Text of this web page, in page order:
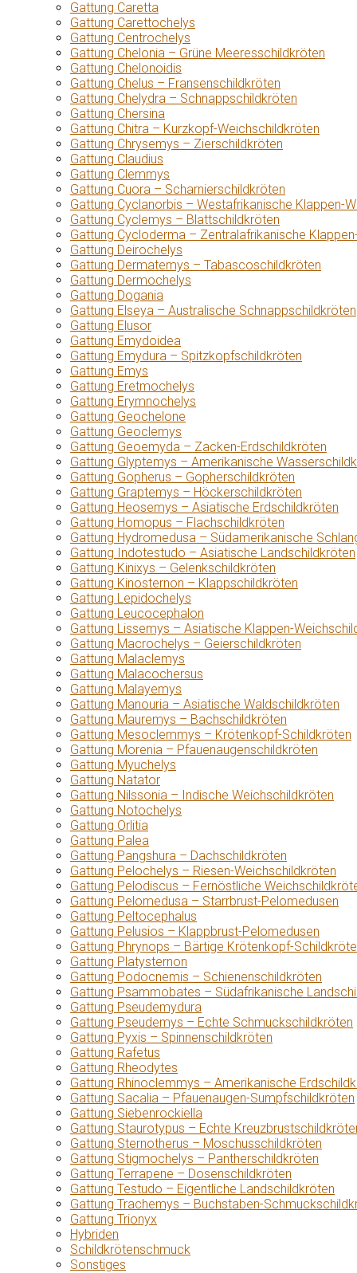
Gattung Caretta
Gattung Carettochelys
Gattung Centrochelys
Gattung Chelonia – Grüne Meeresschildkröten
Gattung Chelonoidis
Gattung Chelus – Fransenschildkröten
Gattung Chelydra – Schnappschildkröten
Gattung Chersina
Gattung Chitra – Kurzkopf-Weichschildkröten
Gattung Chrysemys – Zierschildkröten
Gattung Claudius
Gattung Clemmys
Gattung Cuora – Scharnierschildkröten
Gattung Cyclanorbis – Westafrikanische Klappen-
Gattung Cyclemys – Blattschildkröten
Gattung Cycloderma – Zentralafrikanische
Gattung Deirochelys
Gattung Dermatemys – Tabascoschildkröten
Gattung Dermochelys
Gattung Dogania
Gattung Elseya – Australische Schnappschildkröten
Gattung Elusor
Gattung Emydoidea
Gattung Emydura – Spitzkopfschildkröten
Gattung Emys
Gattung Eretmochelys
Gattung Erymnochelys
Gattung Geochelone
Gattung Geoclemys
Gattung Geoemyda – Zacken-Erdschildkröten
Gattung Glyptemys – Amerikanische
Gattung Gopherus – Gopherschildkröten
Gattung Graptemys – Höckerschildkröten
Gattung Heosemys – Asiatische Erdschildkröten
Gattung Homopus – Flachschildkröten
Gattung Hydromedusa – Südamerikanische
Gattung Indotestudo – Asiatische Landschildkröten
Gattung Kinixys – Gelenkschildkröten
Gattung Kinosternon – Klappschildkröten
Gattung Lepidochelys
Gattung Leucocephalon
Gattung Lissemys – Asiatische Klappen-
Gattung Macrochelys – Geierschildkröten
Gattung Malaclemys
Gattung Malacochersus
Gattung Malayemys
Gattung Manouria – Asiatische Waldschildkröten
Gattung Mauremys – Bachschildkröten
Gattung Mesoclemmys – Krötenkopf-Schildkröten
Gattung Morenia – Pfauenaugenschildkröten
Gattung Myuchelys
Gattung Natator
Gattung Nilssonia – Indische Weichschildkröten
Gattung Notochelys
Gattung Orlitia
Gattung Palea
Gattung Pangshura – Dachschildkröten
Gattung Pelochelys – Riesen-Weichschildkröten
Gattung Pelodiscus – Fernöstliche
Gattung Pelomedusa – Starrbrust-Pelomedusen
Gattung Peltocephalus
Gattung Pelusios – Klappbrust-Pelomedusen
Gattung Phrynops – Bärtige Krötenkopf-
Gattung Platysternon
Gattung Podocnemis – Schienenschildkröten
Gattung Psammobates – Südafrikanische
Gattung Pseudemydura
Gattung Pseudemys – Echte Schmuckschildkröten
Gattung Pyxis – Spinnenschildkröten
Gattung Rafetus
Gattung Rheodytes
Gattung Rhinoclemmys – Amerikanische
Gattung Sacalia – Pfauenaugen-Sumpfschildkröten
Gattung Siebenrockiella
Gattung Staurotypus – Echte
Gattung Sternotherus – Moschusschildkröten
Gattung Stigmochelys – Pantherschildkröten
Gattung Terrapene – Dosenschildkröten
Gattung Testudo – Eigentliche Landschildkröten
Gattung Trachemys – Buchstaben-
Gattung Trionyx
Hybriden
Schildkrötenschmuck
Sonstiges